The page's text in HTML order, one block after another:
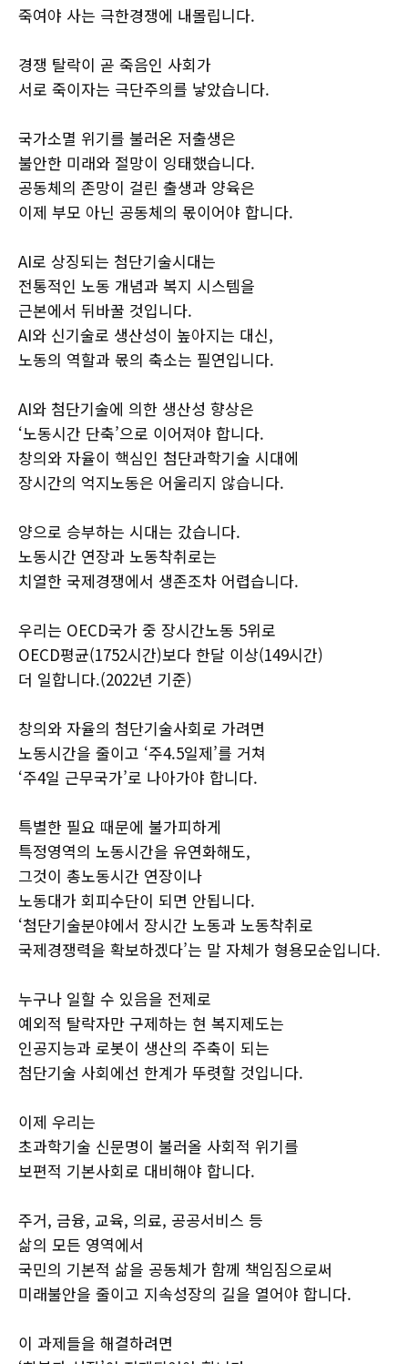
죽여야 사는 극한경쟁에 내몰립니다.
경쟁 탈락이 곧 죽음인 사회가
서로 죽이자는 극단주의를 낳았습니다.
국가소멸 위기를 불러온 저출생은
불안한 미래와 절망이 잉태했습니다.
공동체의 존망이 걸린 출생과 양육은
이제 부모 아닌 공동체의 몫이어야 합니다.
AI로 상징되는 첨단기술시대는
전통적인 노동 개념과 복지 시스템을
근본에서 뒤바꿀 것입니다.
AI와 신기술로 생산성이 높아지는 대신,
노동의 역할과 몫의 축소는 필연입니다.
AI와 첨단기술에 의한 생산성 향상은
‘노동시간 단축’으로 이어져야 합니다.
창의와 자율이 핵심인 첨단과학기술 시대에
장시간의 억지노동은 어울리지 않습니다.
양으로 승부하는 시대는 갔습니다.
노동시간 연장과 노동착취로는
치열한 국제경쟁에서 생존조차 어렵습니다.
우리는 OECD국가 중 장시간노동 5위로
OECD평균(1752시간)보다 한달 이상(149시간)
더 일합니다.(2022년 기준)
창의와 자율의 첨단기술사회로 가려면
노동시간을 줄이고 ‘주4.5일제’를 거쳐
‘주4일 근무국가’로 나아가야 합니다.
특별한 필요 때문에 불가피하게
특정영역의 노동시간을 유연화해도,
그것이 총노동시간 연장이나
노동대가 회피수단이 되면 안됩니다.
‘첨단기술분야에서 장시간 노동과 노동착취로
국제경쟁력을 확보하겠다’는 말 자체가 형용모순입니다.
누구나 일할 수 있음을 전제로
예외적 탈락자만 구제하는 현 복지제도는
인공지능과 로봇이 생산의 주축이 되는
첨단기술 사회에선 한계가 뚜렷할 것입니다.
이제 우리는
초과학기술 신문명이 불러올 사회적 위기를
보편적 기본사회로 대비해야 합니다.
주거, 금융, 교육, 의료, 공공서비스 등
삶의 모든 영역에서
국민의 기본적 삶을 공동체가 함께 책임짐으로써
미래불안을 줄이고 지속성장의 길을 열어야 합니다.
이 과제들을 해결하려면